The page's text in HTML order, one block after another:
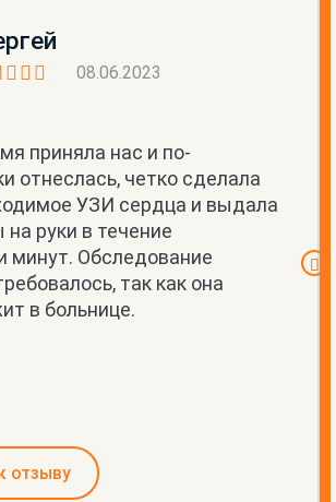
08.06.2023
приняла нас и по-
отнеслась, четко сделала
УЗИ сердца и выдала
на руки в течение
минут. Обследование
так как она
в больнице.
отзыву